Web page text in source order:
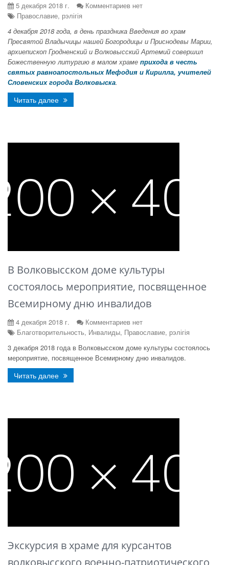
5 декабря 2018 г.
Комментариев нет
Православие, рэлігія
4 декабря 2018 года, в день праздника Введения во храм
Пресвятой Владычицы нашей Богородицы и Приснодевы Марии,
архиепископ Гродненский и Волковысский Артемий совершил
Божественную литургию в малом храме прихода в честь
святых равноапостольных Мефодия и Кирилла, учителей
Словенских города Волковыска.
Читать далее
В Волковысском доме культуры
состоялось мероприятие, посвященное
Всемирному дню инвалидов
4 декабря 2018 г.
Комментариев нет
Благотворительность, Инвалиды, Православие, рэлігія
3 декабря 2018 года в Волковысском доме культуры состоялось
мероприятие, посвященное Всемирному дню инвалидов.
Читать далее
Экскурсия в храме для курсантов
волковысского военно-патриотического